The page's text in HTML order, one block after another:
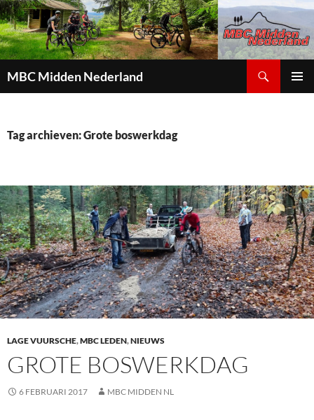
MBC Midden Nederland
INHOUD
Tag archieven: Grote boswerkdag
LAGE VUURSCHE,MBC LEDEN,NIEUWS
GROTE BOSWERKDAG
6 FEBRUARI 2017 MBC MIDDEN NL